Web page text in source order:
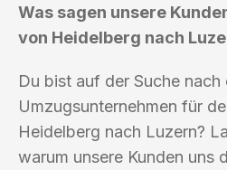
Was sagen unsere
von Heidelberg nach
Du bist auf der Suche nach
Umzugsunternehmen für
Heidelberg nach Luzern?
warum unsere Kunden uns